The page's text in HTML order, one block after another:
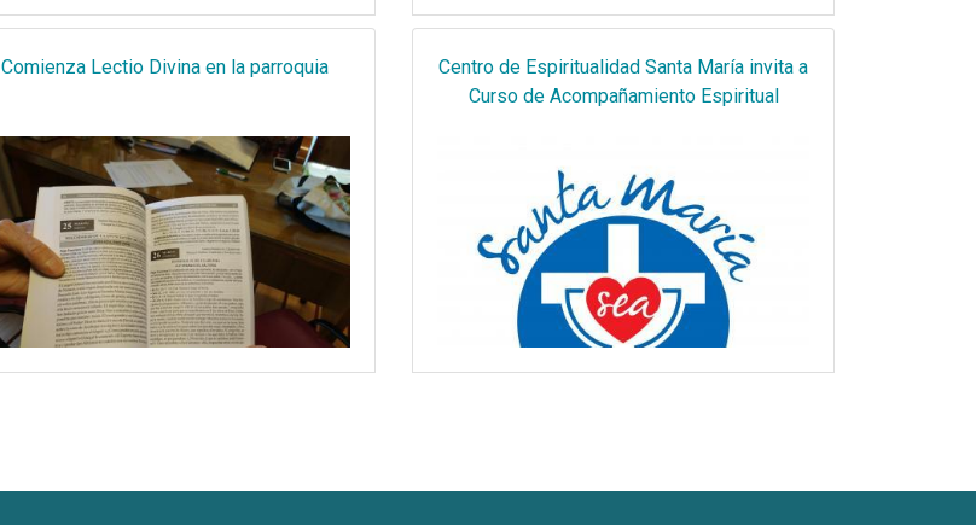
Comienza Lectio Divina en la parroquia
Centro de Espiritualidad Santa María invita a
Curso de Acompañamiento Espiritual